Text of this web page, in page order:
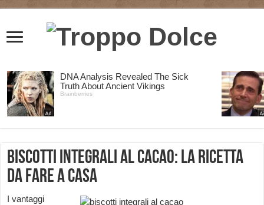
Biscotti integrali al cacao: la ricetta
da fare a casa
I vantaggi